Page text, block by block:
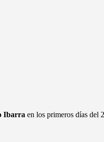
Ibarra en los primeros días del